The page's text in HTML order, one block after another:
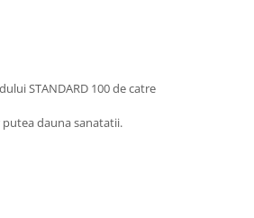
STANDARD 100 de catre
dauna sanatatii.